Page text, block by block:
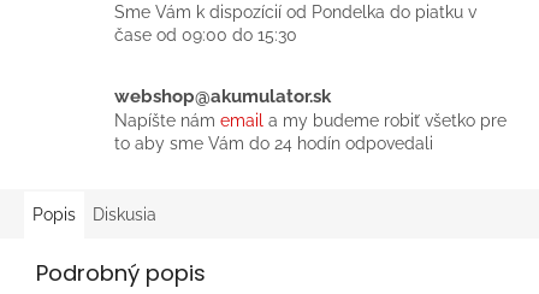
Sme Vám k dispozícií od Pondelka do piatku v
čase od 09:00 do 15:30
webshop@akumulator.sk
Napíšte nám email a my budeme robiť všetko pre
to aby sme Vám do 24 hodín odpovedali
Popis Diskusia
Podrobný popis